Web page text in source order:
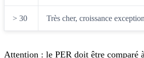
> 30 Très cher, croissance
Attention : le PER doit être comparé